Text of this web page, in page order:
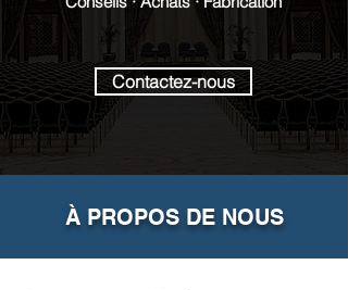
À PROPOS DE NOUS
Contactez-nous